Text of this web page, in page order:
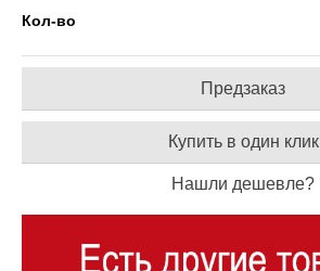
Кол-во
Предзаказ
Купить в один клик
Нашли дешевле?